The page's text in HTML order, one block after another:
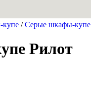
/Серые шкафы-купе
Рилот